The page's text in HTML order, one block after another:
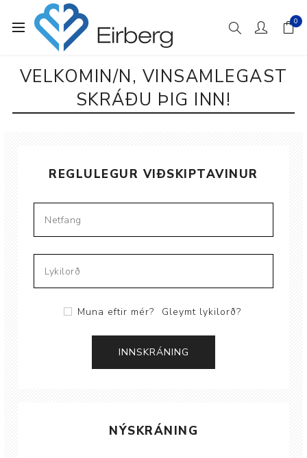
0
VELKOMIN/N, VINSAMLEGAST
SKRÁÐU ÞIG INN!
REGLULEGUR VIÐSKIPTAVINUR
Muna eftir mér? Gleymt lykilorð?
NÝSKRÁNING